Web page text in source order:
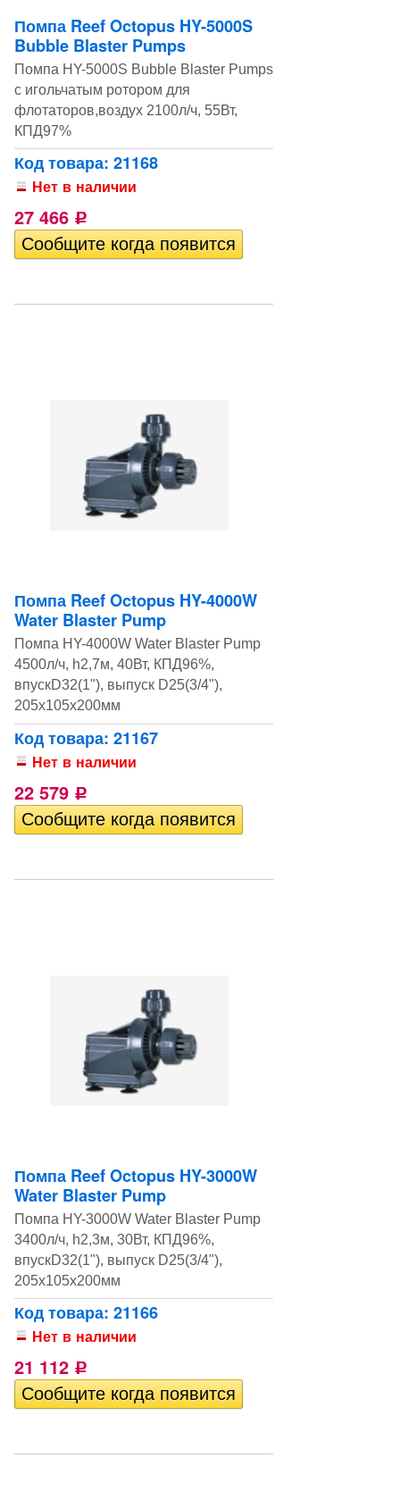
Помпа Reef Octopus HY-5000S
Bubble Blaster Pumps
Помпа HY-5000S Bubble Blaster Pumps
с игольчатым ротором для
флотаторов,воздух 2100л/ч, 55Вт,
КПД97%
Код товара: 21168
Нет в наличии
27 466 Р
Помпа Reef Octopus HY-4000W
Water Blaster Pump
Помпа HY-4000W Water Blaster Pump
4500л/ч, h2,7м, 40Вт, КПД96%,
впускD32(1"), выпуск D25(3/4"),
205х105х200мм
Код товара: 21167
Нет в наличии
22 579 Р
Помпа Reef Octopus HY-3000W
Water Blaster Pump
Помпа HY-3000W Water Blaster Pump
3400л/ч, h2,3м, 30Вт, КПД96%,
впускD32(1"), выпуск D25(3/4"),
205х105х200мм
Код товара: 21166
Нет в наличии
21 112 Р